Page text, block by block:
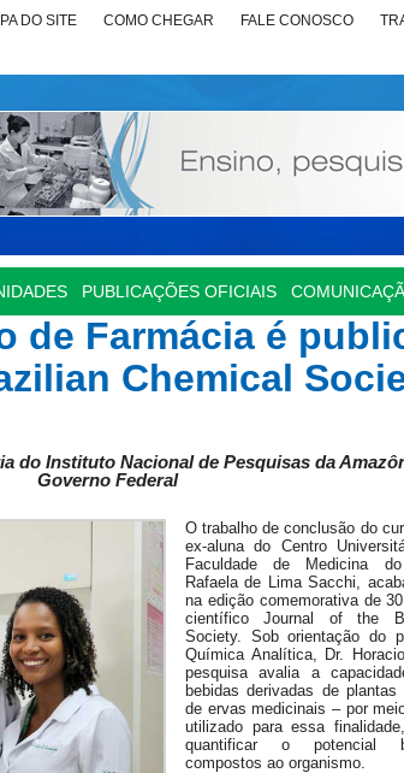
DO SITE COMO CHEGAR FALE CONOSCO
PUBLICAÇÕES OFICIAIS
de Farmácia é
Chemical
do Instituto Nacionalde Pesquisas da
Governo Federal
O trabalho de conclusão do
ex-aluna do Centro
Faculdade de Medicina
Rafaela de Lima Sacchi,
na edição comemorativa de
científico Journal of the
Society. Sob orientação do
Química Analítica, Dr.
pesquisa avalia a
bebidas derivadas de
de ervas medicinais – por
utilizado para essa
quantificar o potencial
compostos ao organismo.